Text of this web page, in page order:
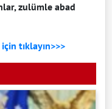
zulümle abad
tıklayın>>>